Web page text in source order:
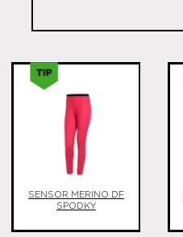
SENSOR MERINO DF
SPODKY